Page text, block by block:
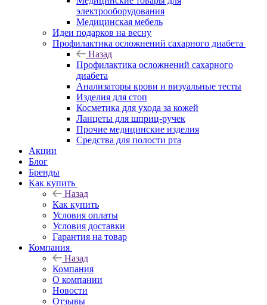
электрооборудования
Медицинская мебель
Идеи подарков на весну
Профилактика осложнений сахарного диабета
Назад
Профилактика осложнений сахарного
диабета
Анализаторы крови и визуальные тесты
Изделия для стоп
Косметика для ухода за кожей
Ланцеты для шприц-ручек
Прочие медицинские изделия
Средства для полости рта
Акции
Блог
Бренды
Как купить
Назад
Как купить
Условия оплаты
Условия доставки
Гарантия на товар
Компания
Назад
Компания
О компании
Новости
Отзывы